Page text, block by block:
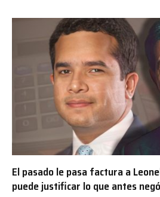
El pasado le pasa factura a
puede justificar lo que antes negó